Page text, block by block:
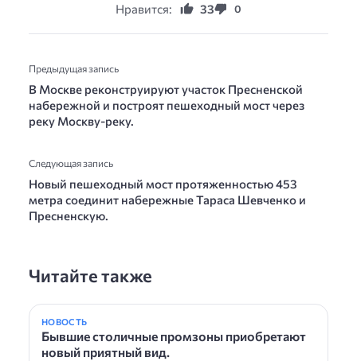
Нравится: 33 0
Предыдущая запись
В Москве реконструируют участок Пресненской
набережной и построят пешеходный мост через
реку Москву-реку.
Следующая запись
Новый пешеходный мост протяженностью 453
метра соединит набережные Тараса Шевченко и
Пресненскую.
Читайте также
НОВОСТЬ
Бывшие столичные промзоны приобретают
новый приятный вид.